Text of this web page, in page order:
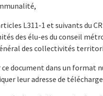
L311-1 et suivants du
des élu-es du conseil
des collectivités
document dans un format
leur adresse de